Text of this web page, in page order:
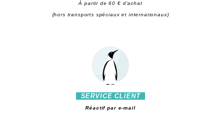
À partir de 60 € d'achat
(hors transports spéciaux et internationaux)
SERVICE CLIENT
Réactif par e-mail